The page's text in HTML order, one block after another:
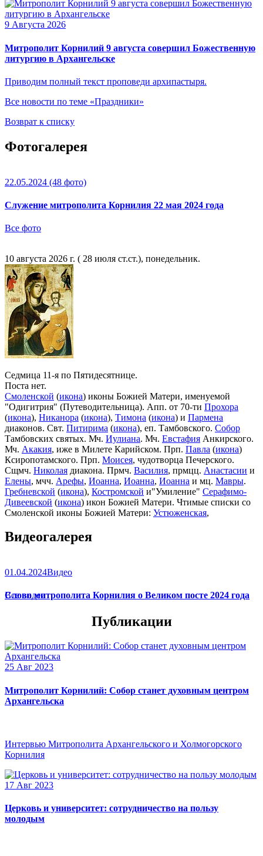
9 Августа 2026
Митрополит Корнилий 9 августа совершил Божественную
литургию в Архангельске
Приводим полный текст проповеди архипастыря.
Все новости по теме «Праздники»
Возврат к списку
Фотогалерея
22.05.2024 (48 фото)
Служение митрополита Корнилия 22 мая 2024 года
Все фото
10 августа 2026 г. ( 28 июля ст.ст.), понедельник.
Седмица 11-я по Пятидесятнице.
Поста нет.
Смоленской (икона) иконы Божией Матери, именуемой
"Одигитрия" (Путеводительница). Апп. от 70-ти Прохора
(икона), Никанора (икона), Тимона (икона) и Пармена
диаконов. Свт. Питирима (икона), еп. Тамбовского. Собор
Тамбовских святых. Мч. Иулиана. Мч. Евстафия Анкирского.
Мч. Акакия, иже в Милете Карийском. Прп. Павла (икона)
Ксиропотамского. Прп. Моисея, чудотворца Печерского.
Сщмч. Николая диакона. Прмч. Василия, прмцц. Анастасии и
Елены, мчч. Арефы, Иоанна, Иоанна, Иоанна и мц. Мавры.
Гребневской (икона), Костромской и"Умиление" Серафимо-
Дивеевской (икона) икон Божией Матери. Чтимые списки со
Смоленской иконы Божией Матери: Устюженская,
(икона),Игрицкая,Шуйская
Сергиевская(в Троице-Сергиевой Лавре).
Видеогалерея
01.04.2024Видео
Слово митрополита Корнилия о Великом посте 2024 года
Все видео
Публикации
25 Авг 2023
Митрополит Корнилий: Собор станет духовным центром
Архангельска
Интервью Митрополита Архангельского и Холмогорского
Корнилия
17 Авг 2023
Церковь и университет: сотрудничество на пользу
молодым